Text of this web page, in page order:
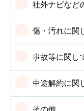
社外ナビなど
傷・汚れに関
事故等に関し
中途解約に関
その他